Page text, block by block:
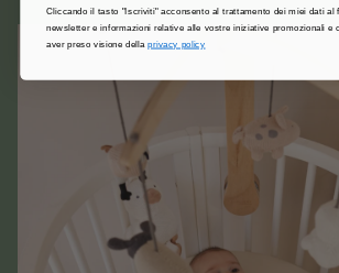
Cliccando il tasto "Iscriviti" acconsento al trattamento dei miei dati al
newsletter e informazioni relative alle vostre iniziative promozionali e
aver preso visione dellaprivacy policy